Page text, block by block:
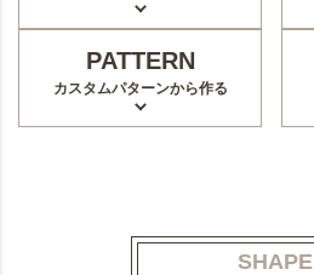
PATTERN
カスタムパターンから作る
SHAPE